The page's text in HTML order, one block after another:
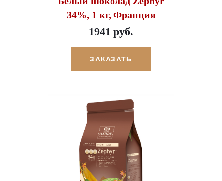
34%, 1 кг, Франция
1941 руб.
ЗАКАЗАТЬ